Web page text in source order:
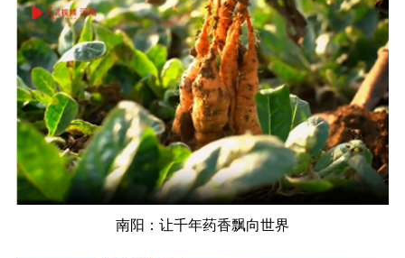
南阳：让千年药香飘向世界